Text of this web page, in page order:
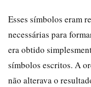
Esses símbolos eram
necessárias para
era obtido
símbolos escritos. A
não alterava o